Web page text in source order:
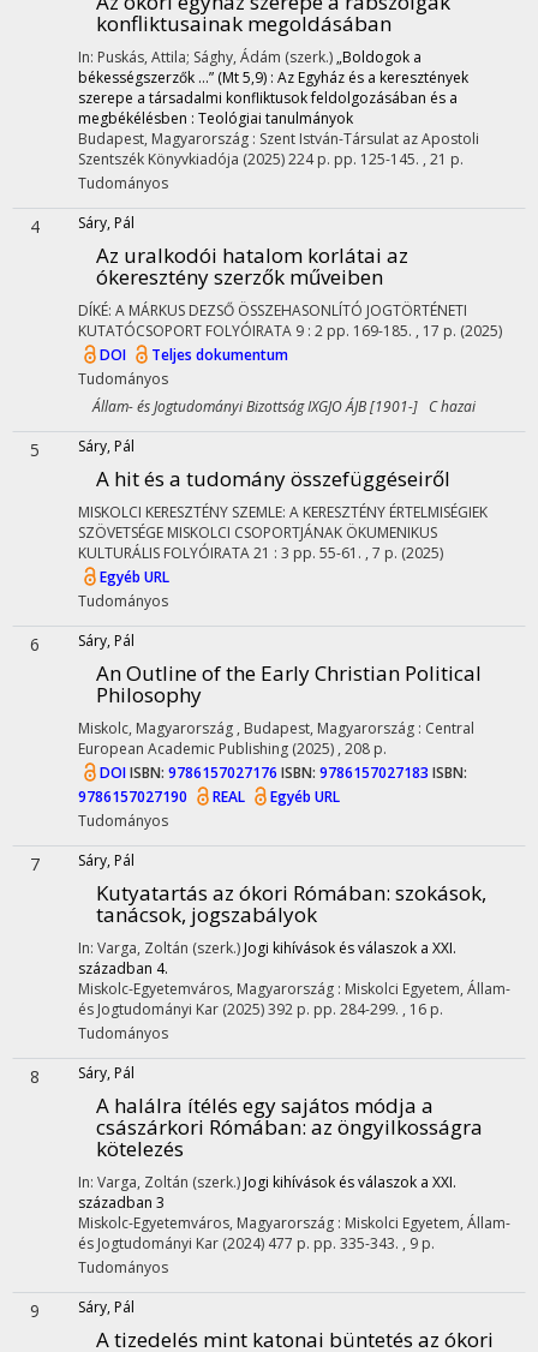
konfliktusainak megoldásában
In: Puskás, Attila; Sághy, Ádám (szerk.) „Boldogok a
békességszerzők …” (Mt 5,9) : Az Egyház és a keresztények
szerepe a társadalmi konfliktusok feldolgozásában és a
megbékélésben : Teológiai tanulmányok
Budapest, Magyarország : Szent István-Társulat az Apostoli
Szentszék Könyvkiadója (2025)224 p. pp. 125-145. , 21 p.
Tudományos
4 Sáry, Pál
Az uralkodói hatalom korlátai az
ókeresztény szerzők műveiben
DÍKÉ: A MÁRKUS DEZSŐ ÖSSZEHASONLÍTÓ JOGTÖRTÉNETI
KUTATÓCSOPORT FOLYÓIRATA 9 : 2 pp. 169-185. , 17 p. (2025)
DOI
Teljes dokumentum
Tudományos
Állam- és Jogtudományi Bizottság IXGJO ÁJB [1901-] C hazai
5 Sáry, Pál
A hit és a tudomány összefüggéseiről
MISKOLCI KERESZTÉNY SZEMLE: A KERESZTÉNY ÉRTELMISÉGIEK
SZÖVETSÉGE MISKOLCI CSOPORTJÁNAK ÖKUMENIKUS
KULTURÁLIS FOLYÓIRATA21 : 3 pp. 55-61. , 7 p. (2025)
Egyéb URL
Tudományos
6 Sáry, Pál
An Outline of the Early Christian Political
Philosophy
Miskolc, Magyarország , Budapest, Magyarország : Central
European Academic Publishing (2025) , 208 p.
DOIISBN: 9786157027176 ISBN: 9786157027183 ISBN:
9786157027190
REAL
Egyéb URL
Tudományos
7 Sáry, Pál
Kutyatartás az ókori Rómában: szokások,
tanácsok, jogszabályok
In: Varga, Zoltán (szerk.) Jogi kihívások és válaszok a XXI.
században 4.
Miskolc-Egyetemváros, Magyarország : Miskolci Egyetem, Állam-
és Jogtudományi Kar (2025)392 p. pp. 284-299. , 16 p.
Tudományos
8 Sáry, Pál
A halálra ítélés egy sajátos módja a
császárkori Rómában: az öngyilkosságra
kötelezés
In: Varga, Zoltán (szerk.) Jogi kihívások és válaszok a XXI.
században 3
Miskolc-Egyetemváros, Magyarország : Miskolci Egyetem, Állam-
és Jogtudományi Kar (2024) 477 p. pp. 335-343. , 9 p.
Tudományos
9 Sáry, Pál
A tizedelés mint katonai büntetés az ókori